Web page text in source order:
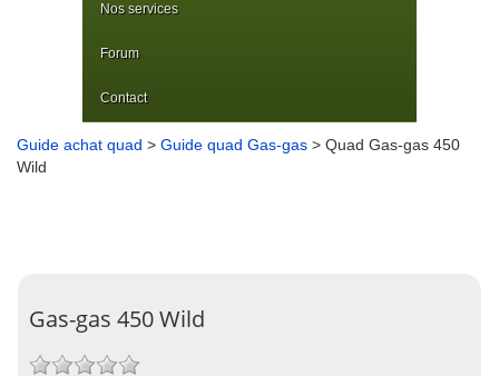
Nos services
Forum
Contact
Guide achat quad > Guide quad Gas-gas > Quad Gas-gas 450
Wild
Gas-gas 450 Wild